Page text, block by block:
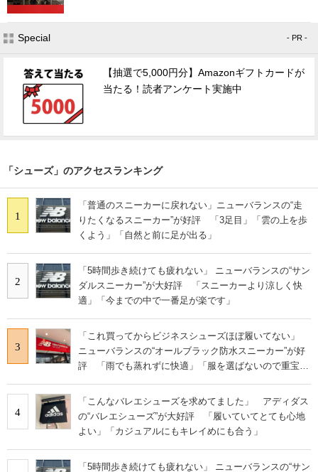
Special - PR -
【抽選で5,000円分】Amazonギフトカードが
当たる！読者アンケート実施中
「シューズ」のアクセスランキング
1
「普通のスニーカーに戻れない」ニューバランスの“走
りたくなるスニーカー”が好評 「3足目」「雲の上を歩
くよう」「自然と前に足が出る」
2
「5時間歩き続けても疲れない」 ニューバランスの“サン
ダルスニーカー”が大好評 「スニーカーより涼しく快
適」「今までの中で一番足が楽です」
3
「これ買ってからビジネスシューズほぼ履いてない」
ニューバランスの“オールブラック防水スニーカー”が好
評 「雨でも蒸れずに快適」「服を選ばないので重宝」
4
「こんなバレエシューズを求めてました」 アディダス
の“バレエシューズ”が大好評 「履いていてとても心地
よい」「カジュアルにもキレイめにも合う」
「5時間歩き続けても疲れない」 ニューバランスの“サン